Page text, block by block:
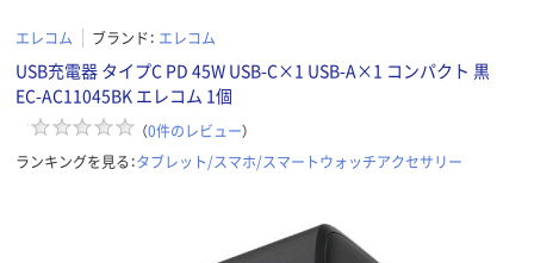
エレコム ブランド： エレコム
USB充電器 タイプC PD 45W USB-C×1 USB-A×1 コンパクト 黒
EC-AC11045BK エレコム 1個
（0件のレビュー）
ランキングを見る：タブレット/スマホ/スマートウォッチアクセサリー